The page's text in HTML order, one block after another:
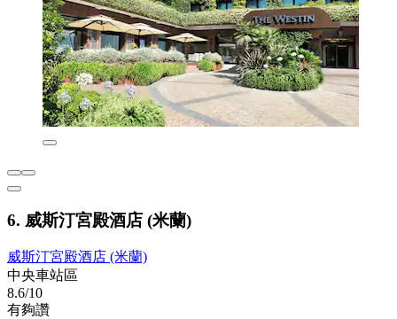
6. 威斯汀宮殿酒店 (米蘭)
威斯汀宮殿酒店 (米蘭)
中央車站區
8.6/10
有夠讚